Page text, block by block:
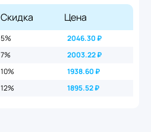
Скидка Цена
5% 2046.30₽
7% 2003.22₽
10% 1938.60₽
12% 1895.52₽